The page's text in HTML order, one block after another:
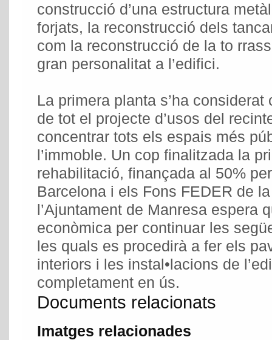
construcció d’una estructura
forjats, la reconstrucció dels
com la reconstrucció de la to
gran personalitat a l’edifici.
La primera planta s’ha
de tot el projecte d’usos del
concentrar tots els espais més
l’immoble. Un cop finalitzada la
rehabilitació, finançada al 50%
Barcelona i els Fons FEDER de
l’Ajuntament de Manresa espera
econòmica per continuar les
les quals es procedirà a fer els
interiors i les instal•lacions de
completament en ús.
Documents relacionats
Imatges relacionades